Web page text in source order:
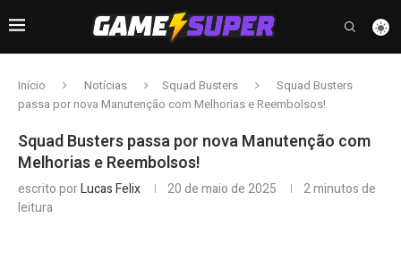
Início Notícias Squad Busters
Squad Busters
passa por nova Manutenção com Melhorias e Reembolsos!
Squad Busters passa por nova Manutenção com
Melhorias e Reembolsos!
escrito porLucas Felix 20 de maio de 2025
2 minutos de
leitura